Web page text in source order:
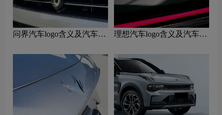
问界汽车logo含义及汽车品
理想汽车logo含义及汽车品